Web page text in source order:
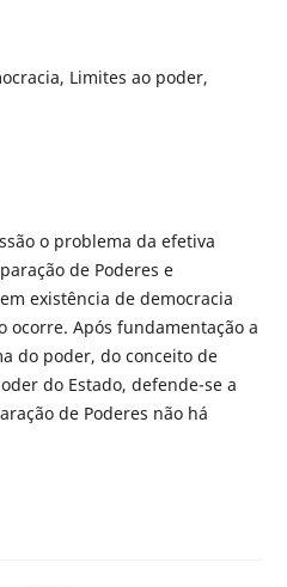
Limites ao poder,
o problema da efetiva
de Poderes e
existência de democracia
ocorre. Após fundamentação a
do poder, do conceito de
do Estado, defende-se a
de Poderes não há